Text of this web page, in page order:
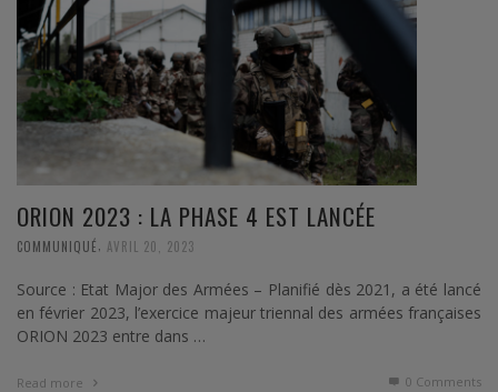
ORION 2023 : LA PHASE 4 EST LANCÉE
COMMUNIQUÉ AVRIL 20, 2023
Source : Etat Major des Armées – Planifié dès 2021, a été lancé
en février 2023, l’exercice majeur triennal des armées françaises
ORION 2023 entre dans …
Read more 0 Comments